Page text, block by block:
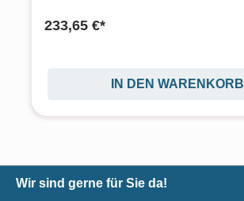
233,65 €*
IN DEN WARENKORB
Wir sind gerne für Sie da!